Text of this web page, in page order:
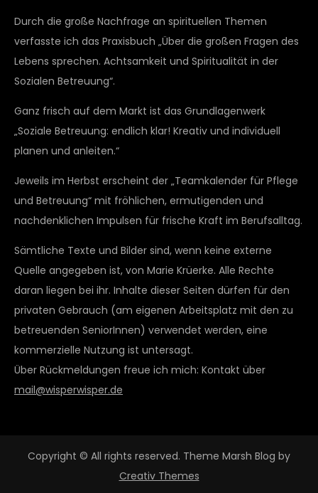
Durch die große Nachfrage an spirituellen Themen
verfasste ich das Praxisbuch „Über die großen Fragen des
Lebens sprechen. Achtsamkeit und Spiritualität in der
Sozialen Betreuung“.
Ganz frisch auf dem Markt ist das Grundlagenwerk
„Soziale Betreuung: endlich klar! Kreativ und individuell
planen und anleiten.“
Jeweils im Herbst erscheint der „Teamkalender für Pflege
und Betreuung“ mit fröhlichen, ermutigenden und
nachdenklichen Impulsen für frische Kraft im Berufsalltag.
Sämtliche Texte und Bilder sind, wenn keine externe
Quelle angegeben ist, von Marie Krüerke. Alle Rechte
daran liegen bei ihr. Inhalte dieser Seiten dürfen für den
privaten Gebrauch (am eigenen Arbeitsplatz mit den zu
betreuenden SeniorInnen) verwendet werden, eine
kommerzielle Nutzung ist untersagt.
Über Rückmeldungen freue ich mich: Kontakt über
mail@wisperwisper.de
Copyright © All rights reserved. Theme Marsh Blog by
Creativ Themes